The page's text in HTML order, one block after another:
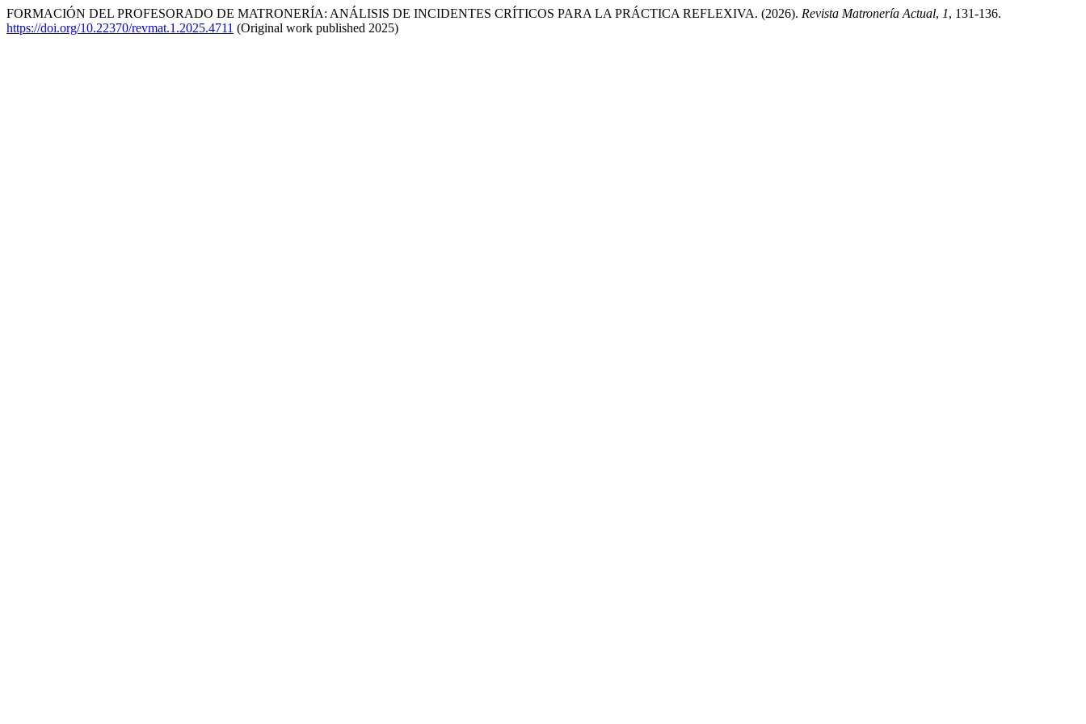
FORMACIÓN DEL PROFESORADO DE MATRONERÍA: ANÁLISIS DE INCIDENTES CRÍTICOS PARA LA PRÁCTICA REFLEXIVA. (2026). Revista Matronería Actual, 1, 131-136.
https://doi.org/10.22370/revmat.1.2025.4711 (Original work published 2025)